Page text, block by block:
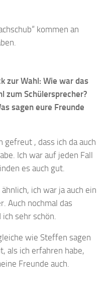
kommen an
zur Wahl: Wie war das
zum Schülersprecher?
sagen eure Freunde
gefreut , dass ich da auch
Ich war auf jeden Fall
es auch gut.
ich war ja auch ein
Auch nochmal das
sehr schön.
wie Steffen sagen
als ich erfahren habe,
Freunde auch.